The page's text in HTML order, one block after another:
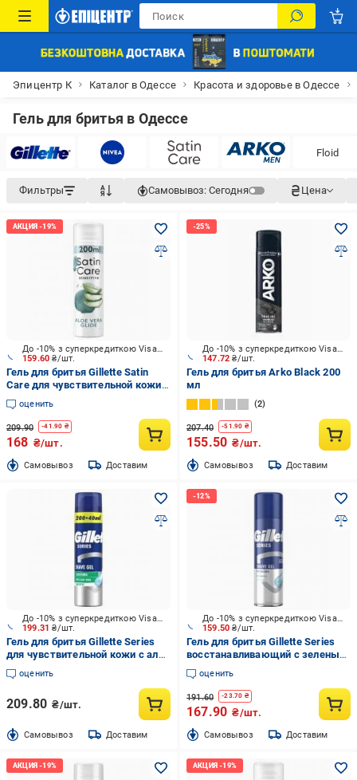
Эпицентр К Каталог в Одессе Красота и здоровье в Одессе
Гель для бритья в Одессе
Floid
Фильтры Самовывоз: Сегодня Цена
159.60₴/шт.
До -10% з суперкредиткою Visa Вигода
Гель для бритья Gillette Satin
Care для чувствительной кожи
200 мл
оценить
209.90 -41.90 ₴
168 ₴/шт.
Cамовывоз Доставим
147.72₴/шт.
До -10% з суперкредиткою Visa Вигода
Гель для бритья Arko Black 200
мл
2
207.40 -51.90 ₴
155.50 ₴/шт.
Cамовывоз Доставим
199.31₴/шт.
До -10% з суперкредиткою Visa Вигода
Гель для бритья Gillette Series
для чувствительной кожи с алоэ
вера 240 мл
оценить
209.80 ₴/шт.
Cамовывоз Доставим
159.50₴/шт.
До -10% з суперкредиткою Visa Вигода
Гель для бритья Gillette Series
восстанавливающий с зеленым
чаем 200 мл
оценить
191.60 -23.70 ₴
167.90 ₴/шт.
Cамовывоз Доставим